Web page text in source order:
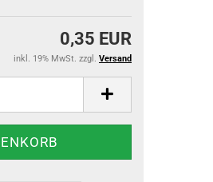
0,35 EUR
inkl. 19% MwSt. zzgl. Versand